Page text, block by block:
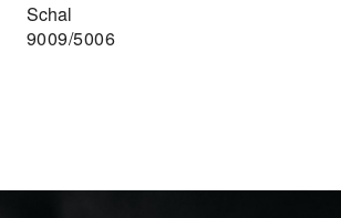
Schal
9009/5006